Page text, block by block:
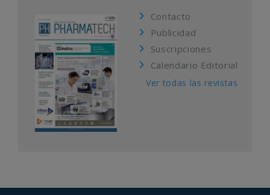
Contacto
Publicidad
Suscripciones
Calendario Editorial
Ver todas las revistas